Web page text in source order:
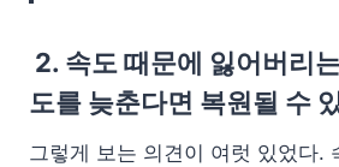
2. 속도 때문에 잃어버리
도를 늦춘다면 복원될 수
그렇게 보는 의견이 여럿 있었다.